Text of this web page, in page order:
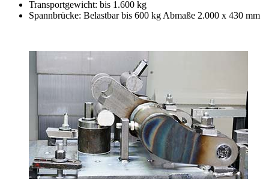
Transportgewicht: bis 1.600 kg
Spannbrücke: Belastbar bis 600 kg Abmaße 2.000 x 430 mm